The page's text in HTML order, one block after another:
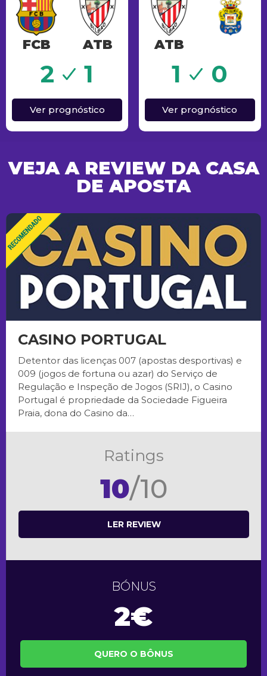
FCB ATB
2 1
Ver prognóstico
ATB
1
Sucesso 0
Ver prognóstico
VEJA A REVIEW DA CASA
DE APOSTA
CASINO PORTUGAL
Detentor das licenças 007 (apostas desportivas) e
009 (jogos de fortuna ou azar) do Serviço de
Regulação e Inspeção de Jogos (SRIJ), o Casino
Portugal é propriedade da Sociedade Figueira
Praia, dona do Casino da…
Ratings
10/10
LER REVIEW
BÓNUS
2€
QUERO O BÔNUS